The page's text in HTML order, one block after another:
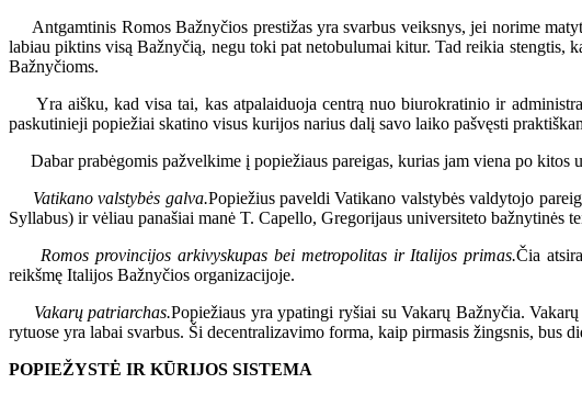
Antgamtinis Romos Bažnyčios prestižas yra svarbus veiksnys, jei norime
labiau piktins visą Bažnyčią, negu toki pat netobulumai kitur. Tad reikia stengtis,
Bažnyčioms.
Yra aišku, kad visa tai, kas atpalaiduoja centrą nuo biurokratinio ir
paskutinieji popiežiai skatino visus kurijos narius dalį savo laiko pašvęsti
Dabar prabėgomis pažvelkime į popiežiaus pareigas, kurias jam viena po kitos
Vatikano valstybės galva.Popiežius paveldi Vatikano valstybės valdytojo
Syllabus) ir vėliau panašiai manė T. Capello, Gregorijaus universiteto bažnytinės
Romos provincijos arkivyskupas bei metropolitas ir Italijos primas.Čia
reikšmę Italijos Bažnyčios organizacijoje.
Vakarų patriarchas.Popiežiaus yra ypatingi ryšiai su Vakarų Bažnyčia.
rytuose yra labai svarbus. Ši decentralizavimo forma, kaip pirmasis žingsnis, bus
POPIEŽYSTĖ IR KŪRIJOS SISTEMA